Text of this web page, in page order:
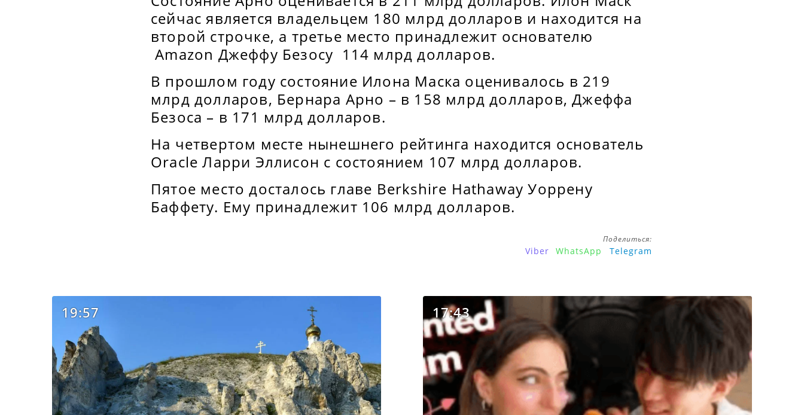
сейчас является владельцем 180 млрд долларов и находится на
второй строчке, а третье место принадлежит основателю
Amazon Джеффу Безосу 114 млрд долларов.
В прошлом году состояние Илона Маска оценивалось в 219
млрд долларов, Бернара Арно – в 158 млрд долларов, Джеффа
Безоса – в 171 млрд долларов.
На четвертом месте нынешнего рейтинга находится основатель
Oracle Ларри Эллисон с состоянием 107 млрд долларов.
Пятое место досталось главе Berkshire Hathaway Уоррену
Баффету. Ему принадлежит 106 млрд долларов.
Поделиться:
Viber WhatsApp Telegram
19:57 17:43